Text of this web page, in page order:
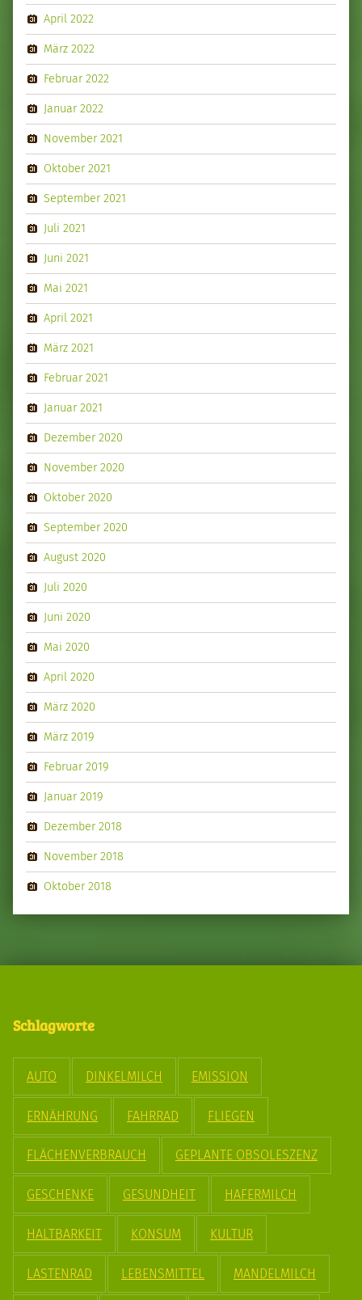
April 2022
März 2022
Februar 2022
Januar 2022
November 2021
Oktober 2021
September 2021
Juli 2021
Juni 2021
Mai 2021
April 2021
März 2021
Februar 2021
Januar 2021
Dezember 2020
November 2020
Oktober 2020
September 2020
August 2020
Juli 2020
Juni 2020
Mai 2020
April 2020
März 2020
März 2019
Februar 2019
Januar 2019
Dezember 2018
November 2018
Oktober 2018
Schlagworte
AUTO DINKELMILCH EMISSION
ERNÄHRUNG FAHRRAD FLIEGEN
FLÄCHENVERBRAUCH GEPLANTE OBSOLESZENZ
GESCHENKE GESUNDHEIT HAFERMILCH
HALTBARKEIT KONSUM KULTUR
LASTENRAD LEBENSMITTEL MANDELMILCH